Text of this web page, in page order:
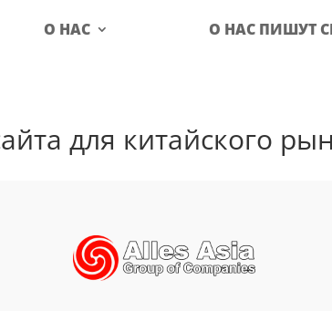
О НАС О НАС ПИШУТ
для китайского